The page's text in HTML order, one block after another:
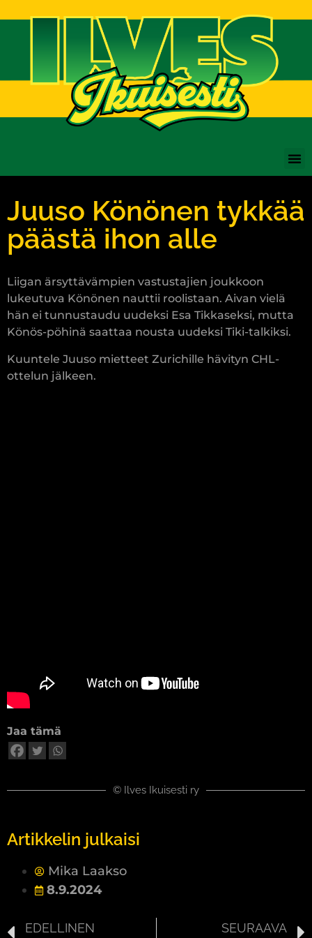
Juuso Könönen tykkää
päästä ihon alle
Liigan ärsyttävämpien vastustajien joukkoon
lukeutuva Könönen nauttii roolistaan. Aivan vielä
hän ei tunnustaudu uudeksi Esa Tikkaseksi, mutta
Könös-pöhinä saattaa nousta uudeksi Tiki-talkiksi.
Kuuntele Juuso mietteet Zurichille hävityn CHL-
ottelun jälkeen.
Jaa tämä
© Ilves Ikuisesti ry
Artikkelin julkaisi
Mika Laakso
8.9.2024
EDELLINEN SEURAAVA